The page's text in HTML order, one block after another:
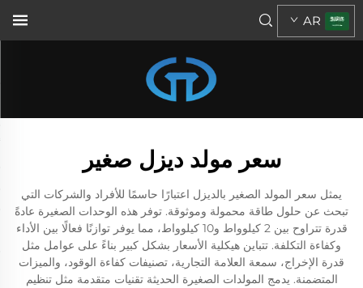
AR
سعر مولد ديزل صغير
يمثل سعر المولد الصغير بالديزل اعتبارًا حاسمًا للأفراد والشركات التي
تبحث عن حلول طاقة محمولة وموثوقة. توفر هذه الوحدات الصغيرة عادةً
قدرة تتراوح بين 2 كيلوواط و10 كيلوواط، مما يوفر توازنًا فعالًا بين الأداء
وكفاءة التكلفة. تتباين هيكلية الأسعار بشكل كبير بناءً على عوامل مثل
قدرة الإخراج، سمعة العلامة التجارية، تصنيفات كفاءة الوقود، والميزات
المتضمنة. يدمج المولدات الصغيرة الحديثة تقنيات متقدمة مثل تنظيم